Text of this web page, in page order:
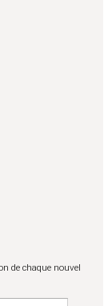
de chaque nouvel